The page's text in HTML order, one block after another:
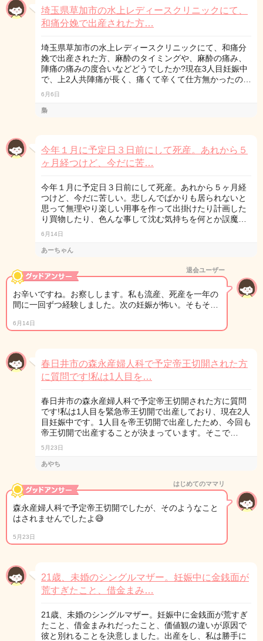
埼玉県草加市の水上レディースクリニックにて、
和痛分娩で出産された方…
埼玉県草加市の水上レディースクリニックにて、和痛分
娩で出産された方、麻酔のタイミングや、麻酔の痛み、
陣痛の痛みの度合いなどどうでしたか?現在3人目妊娠中
で、上2人共陣痛が長く、痛くて辛くて仕方無かったの…
6月6日
梟
今年１月に予定日３日前にして死産。あれから５
ヶ月経つけど、今だに苦…
今年１月に予定日３日前にして死産。あれから５ヶ月経
つけど、今だに苦しい。悲しんでばかりも居られないと
思って無理やり楽しい用事を作って出掛けたり計画した
り買物したり、色んな事して沈む気持ちを何とか誤魔…
6月14日
あーちゃん
退会ユーザー
お辛いですね。お察しします。私も流産、死産を一年の
間に一回ずつ経験しました。次の妊娠が怖い。そもそ…
6月14日
春日井市の森永産婦人科で予定帝王切開された方
に質問です!私は1人目を…
春日井市の森永産婦人科で予定帝王切開された方に質問
です!私は1人目を緊急帝王切開で出産しており、現在2人
目妊娠中です。1人目を帝王切開で出産したため、今回も
帝王切開で出産することが決まっています。そこで…
5月23日
あやち
はじめてのママリ
森永産婦人科で予定帝王切開でしたが、そのようなこと
はされませんでしたよ😅
5月23日
21歳、未婚のシングルマザー。妊娠中に金銭面が
荒すぎたこと、借金まみ…
21歳、未婚のシングルマザー。妊娠中に金銭面が荒すぎ
たこと、借金まみれだったこと、価値観の違いが原因で
彼と別れることを決意しました。出産をし、私は勝手に